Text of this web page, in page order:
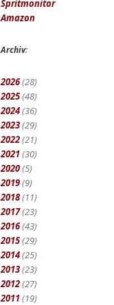
Spritmonitor
Amazon
Archiv:
2026(28)
2025(48)
2024(36)
2023(29)
2022(21)
2021(30)
2020(5)
2019(9)
2018(11)
2017(23)
2016(43)
2015(29)
2014(25)
2013(23)
2012(27)
2011(19)